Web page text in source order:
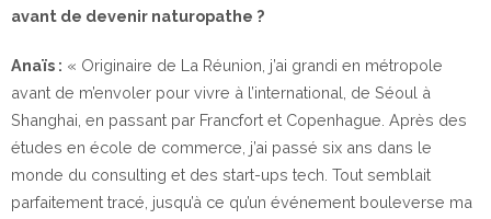
avant de devenir naturopathe ?
Anaïs : « Originaire de La Réunion, j’ai grandi en métropole
avant de m’envoler pour vivre à l’international, de Séoul à
Shanghai, en passant par Francfort et Copenhague. Après des
études en école de commerce, j’ai passé six ans dans le
monde du consulting et des start-ups tech. Tout semblait
parfaitement tracé, jusqu’à ce qu’un événement bouleverse ma